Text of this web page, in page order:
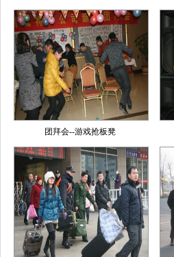
团拜会--游戏抢板凳